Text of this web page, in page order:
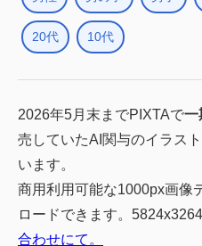
20代 10代
2026年5月末までPIXTAで一
売していたAI関与のイラス
います。
商用利用可能な1000px画像
ロードできます。
合わせにて。